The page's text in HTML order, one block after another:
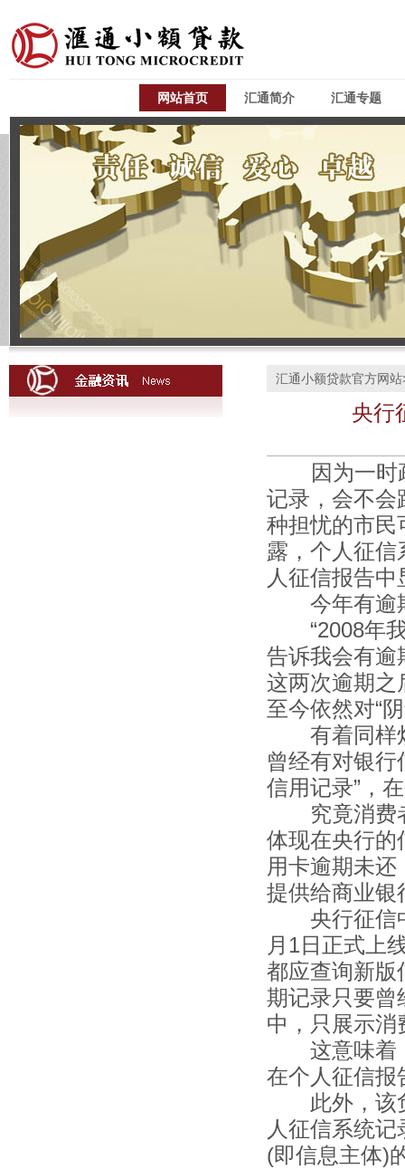
网站首页 汇通简介 汇通专题
汇通小额贷款官方网站
央行
因为一时疏
记录，会不会
种担忧的市民
露，个人征
人征信报告
今年有逾
“2008年我
告诉我会有逾
这两次逾期之
至今依然对
有着同样烦
曾经有对银行
信用记录”，
究竟消费者
体现在央行的
用卡逾期未
提供给商业
央行征信中
月1日正式上
都应查询新版
期记录只要曾
中，只展示
这意味着，
在个人征信
此外，该负
人征信系统
(即信息主体)